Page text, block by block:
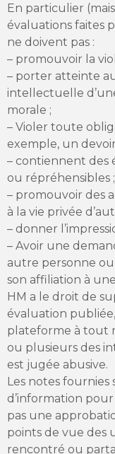
En particulier
évaluations faites
ne doivent pas :
– promouvoir la
– porter atteinte
intellectuelle
morale ;
– Violer toute
exemple, un
– contiennent des
ou répréhensibles ;
– promouvoir des
à la vie privée
– donner
– Avoir une
autre personne
son affiliation à
HM a le droit de
évaluation
plateforme à tout
ou plusieurs des
est jugée abusive.
Les notes fournies
d’information
pas une
points de vue des
rencontré ou